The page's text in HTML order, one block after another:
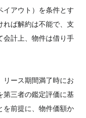
イアウト）を条件とす
れば解約は不能で、支
会計上、物件は借り手
リース期間満了時にお
第三者の鑑定評価に基
を前提に、物件価額か